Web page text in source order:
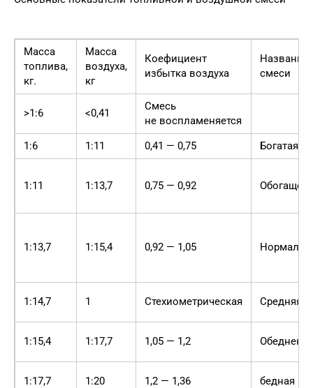
Масса
топлива,
кг.
Масса
воздуха,
кг
Коефициент
избытка воздуха
Названия
смеси
>1:6 <0,41
Смесь
не воспламеняется
1:6
1:11 0,41 — 0,75 Богатая
1:11 1:13,7 0,75 — 0,92
1:13,7 1:15,4 0,92 — 1,05
1:14,7 1 Стехиометрическая Средняя
1:15,4 1:17,7 1,05 — 1,2
1:17,7 1:20 1,2 — 1,36 бедная